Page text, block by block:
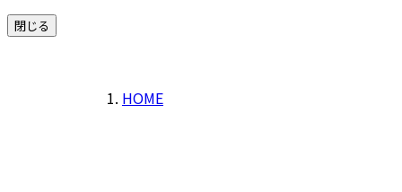
閉じる
HOME